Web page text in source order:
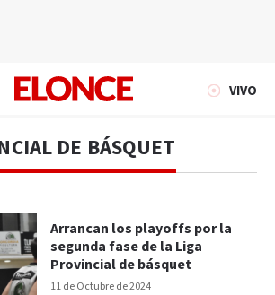
VIVO
DE BÁSQUET
11 de Octubre de 2024
Arrancan los playoffs por la
segunda fase de la Liga
Provincial de básquet